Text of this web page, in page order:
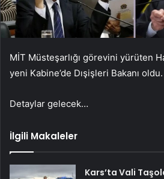
MİT Müsteşarlığı görevini yürüten
yeni Kabine’de Dışişleri Bakanı oldu.
Detaylar gelecek…
İlgili Makaleler
Kars’ta Vali